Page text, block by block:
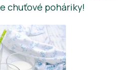
chuťové poháriky!